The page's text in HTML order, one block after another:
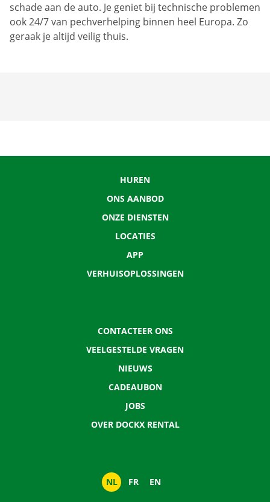
schade aan de auto. Je geniet bij technische problemen
ook 24/7 van pechverhelping binnen heel Europa. Zo
geraak je altijd veilig thuis.
HUREN
ONS AANBOD
ONZE DIENSTEN
LOCATIES
APP
VERHUISOPLOSSINGEN
CONTACTEER ONS
VEELGESTELDE VRAGEN
NIEUWS
CADEAUBON
JOBS
OVER DOCKX RENTAL
NL FR EN